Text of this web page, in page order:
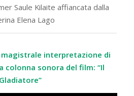
Saule Kilaite affiancata dalla
Elena Lago
magistrale interpretazione di
colonna sonora del film: “Il
Gladiatore”